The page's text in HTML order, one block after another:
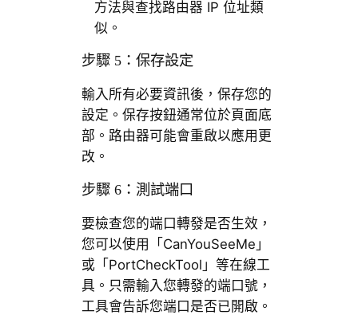
方法與查找路由器 IP 位址類
似。
步驟 5：保存設定
輸入所有必要資訊後，保存您的
設定。保存按鈕通常位於頁面底
部。路由器可能會重啟以應用更
改。
步驟 6：測試端口
要檢查您的端口轉發是否生效，
您可以使用「CanYouSeeMe」
或「PortCheckTool」等在線工
具。只需輸入您轉發的端口號，
工具會告訴您端口是否已開啟。